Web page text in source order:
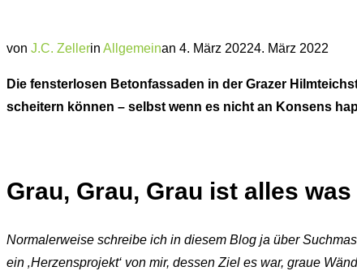
von J.C. Zellerin Allgemeinan Veröffentlicht
4. März 20224. März 2022
Die fensterlosen Betonfassaden in der Grazer
scheitern können – selbst wenn es nicht an Konsens
Grau, Grau, Grau ist alles
Normalerweise schreibe ich in diesem Blog ja über
ein ‚Herzensprojekt‘ von mir, dessen Ziel es war, graue